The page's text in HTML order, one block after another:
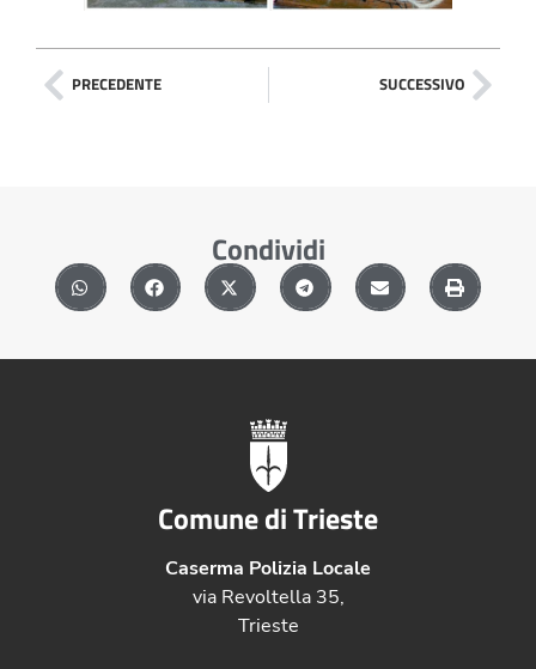
PRECEDENTE SUCCESSIVO
Condividi
Comune di Trieste
Caserma Polizia Locale
via Revoltella 35,
Trieste